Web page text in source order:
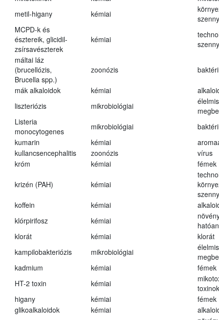
metil-higany
kémiai
MCPD-k és
észtereik, glicidil-
zsírsavészterek
kémiai
máltai láz
(brucellózis,
Brucella spp.)
zoonózis
mák alkaloidok kémiai
liszteriózis
mikrobiológiai
Listeria
monocytogenes
mikrobiológiai
kumarin
kémiai
kullancsencephalitis
zoonózis
vírus
króm
kémiai fémek
krizén (PAH) kémiai
koffein
kémiai
klórpirifosz
kémiai
klorát
kémiai
klorát
kampilobakteriózis
mikrobiológiai
kadmium
kémiai
fémek
HT-2 toxin
kémiai
toxinok
higany
kémiai
fémek
glikoalkaloidok
kémiai